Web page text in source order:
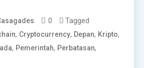
0 Tagged
, Cryptocurrency, Depan, Kripto,
, Pemerintah, Perbatasan,